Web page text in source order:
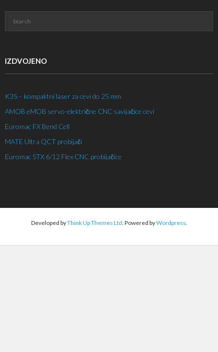
IZDVOJENO
K3S – kompaktni laser za cevi do 25 mm
AMOB eMOB servo-električne CNC savijačice cevi
Euromac FX Bend Cell
MATE Ultra QCT probijači
Euromac STX 6/12 Flex CNC probijačice
Developed byThink Up Themes Ltd. Powered byWordpress.